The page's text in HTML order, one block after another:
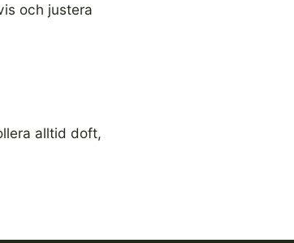
och justera
alltid doft,